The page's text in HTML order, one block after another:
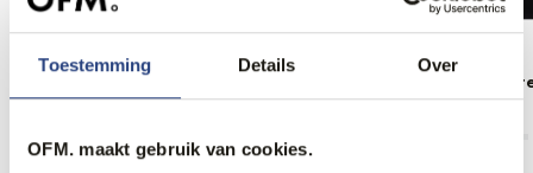
Toestemming Details Over
OFM. maakt gebruik van cookies.
The BLUEPRINT